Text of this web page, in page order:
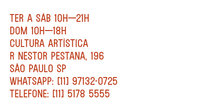
TER A SÁB 10H—21H
DOM 10H—18H
CULTURA ARTÍSTICA
R NESTOR PESTANA, 196
SÃO PAULO SP
WHATSAPP: [11] 97132-0725
TELEFONE: [11] 5178 5555